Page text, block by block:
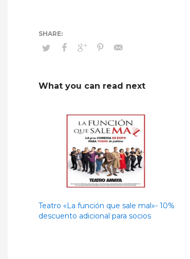
What you can read next
Teatro «La función que sale mal»- 10%
descuento adicional para socios